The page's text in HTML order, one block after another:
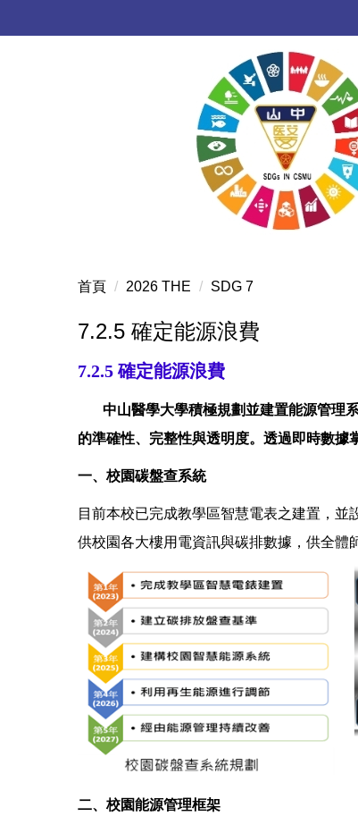
到
首頁 2026 THE SDG 7
7.2.5 確定能源浪費
7.2.5 確定能源浪費
中山醫學大學積極規劃並建置能源管理系
的準確性、完整性與透明度。透過即時數據
一、校園碳盤查系統
目前本校已完成教學區智慧電表之建置，
供校園各大樓用電資訊與碳排數據，供全體
二、校園能源管理框架